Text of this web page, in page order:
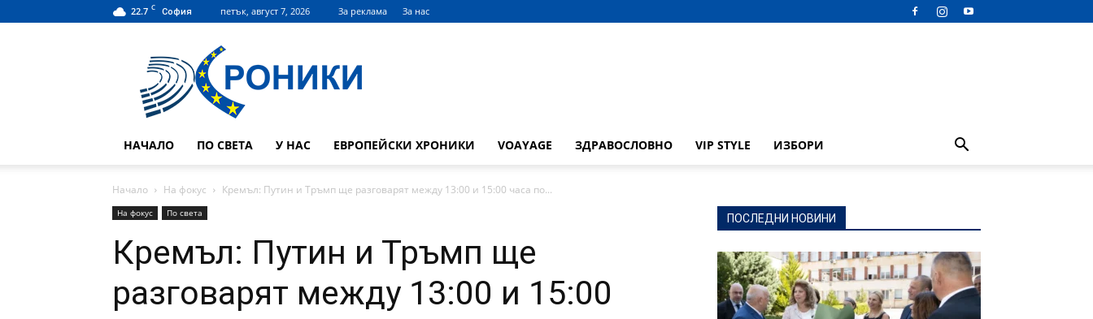
22.7 C София петък, август 7, 2026 За реклама За нас
НАЧАЛО ПО СВЕТА У НАС ЕВРОПЕЙСКИ ХРОНИКИ VOAYAGE ЗДРАВОСЛОВНО VIP STYLE ИЗБОРИ
Начало На фокус Кремъл: Путин и Тръмп ще разговарят между 13:00 и 15:00 часа по...
На фокус По света
Кремъл: Путин и Тръмп ще
разговарят между 13:00 и 15:00
ПОСЛЕДНИ НОВИНИ